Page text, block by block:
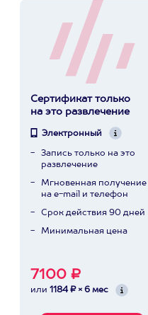
Сертификат только
на это развлечение
Электронный
Запись только на это
развлечение
Мгновенная получение
на e-mail и телефон
Срок действия 90 дней
Минимальная цена
7100 ₽
или 1184 ₽ × 6 мес